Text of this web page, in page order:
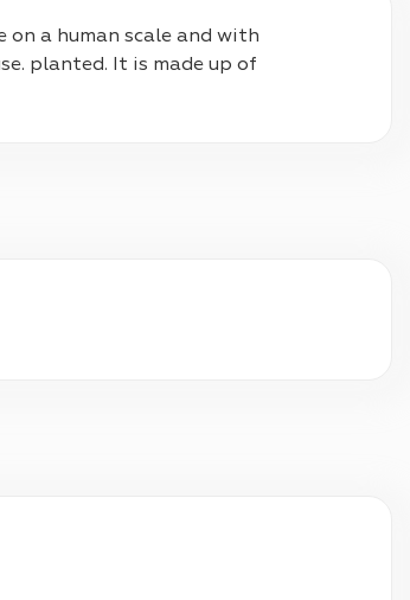
a human scale and with
planted. It is made up of